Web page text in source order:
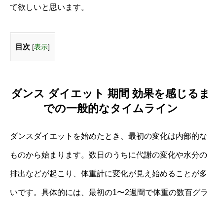
て欲しいと思います。
目次 [表示]
ダンス ダイエット 期間 効果を感じるま
での一般的なタイムライン
ダンスダイエットを始めたとき、最初の変化は内部的な
ものから始まります。数日のうちに代謝の変化や水分の
排出などが起こり、体重計に変化が見え始めることが多
いです。具体的には、最初の1〜2週間で体重の数百グラ